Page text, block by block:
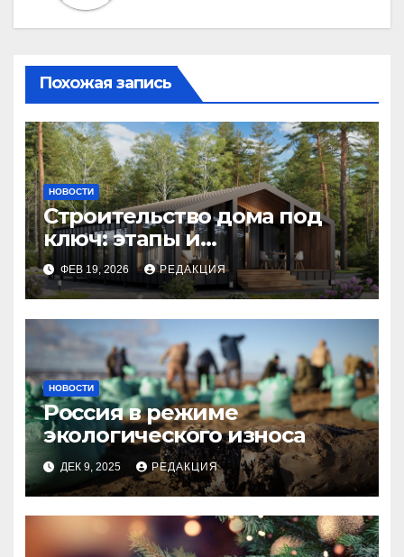
Похожая запись
НОВОСТИ
Строительство дома под
ключ: этапы и
планирование бюджета
ФЕВ 19, 2026 РЕДАКЦИЯ
НОВОСТИ
Россия в режиме
экологического износа
ДЕК 9, 2025 РЕДАКЦИЯ